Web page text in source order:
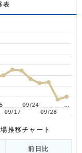
表
09/17
09/17
09/24
09/24
09/28
09/28
推移チャート
前日比